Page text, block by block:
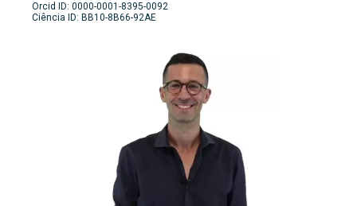
Orcid ID: 0000-0001-8395-0092
Ciência ID: BB10-8B66-92AE